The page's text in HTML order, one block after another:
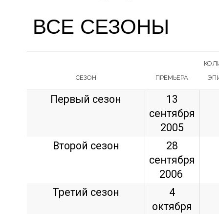
ВСЕ СЕЗОНЫ
СЕЗОН ПРЕМЬЕРА
Первый сезон
13
сентября
2005
Второй сезон
28
сентября
2006
Третий сезон
4
октября